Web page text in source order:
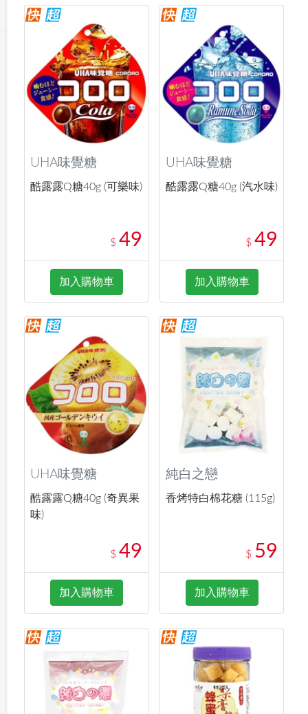
UHA味覺糖
酷露露Q糖40g (可樂味)
$ 49
加入購物車
UHA味覺糖
酷露露Q糖40g (汽水味)
$ 49
加入購物車
UHA味覺糖
酷露露Q糖40g (奇異果
味)
$ 49
加入購物車
純白之戀
香烤特白棉花糖 (115g)
$ 59
加入購物車